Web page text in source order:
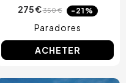
275 €350 € -21%
Paradores
ACHETER